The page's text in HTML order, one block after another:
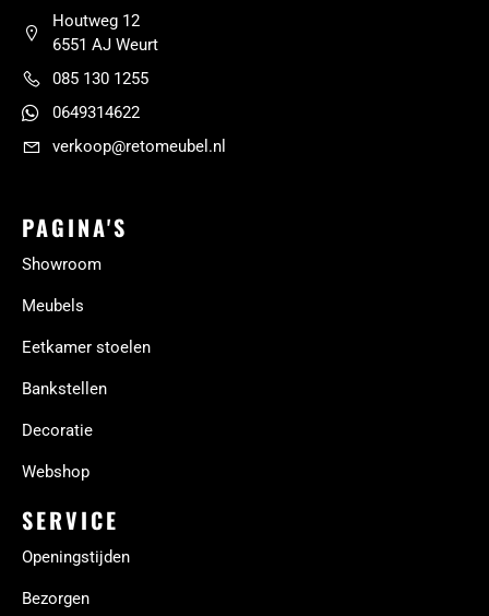
Houtweg 12
6551 AJ Weurt
085 130 1255
0649314622
verkoop@retomeubel.nl
PAGINA'S
Showroom
Meubels
Eetkamer stoelen
Bankstellen
Decoratie
Webshop
SERVICE
Openingstijden
Bezorgen